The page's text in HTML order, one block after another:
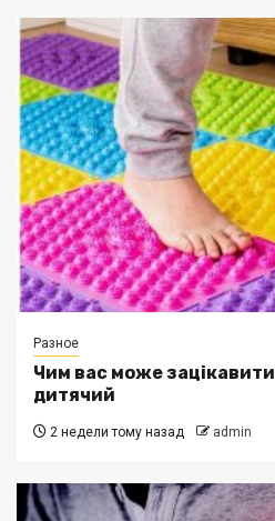
Разное
Чим вас може
дитячий
2 недели тому назад admin